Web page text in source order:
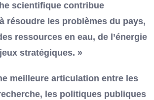
scientifique contribue
résoudre les problèmes du pays,
ressources en eau, de l’énergie
stratégiques. »
meilleure articulation entre les
les politiques publiques